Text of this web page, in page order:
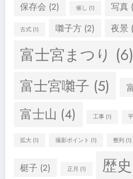
保存会 (2) 催し (1) 写真
古式 (1) 囃子方(2) 夜景
富士宮まつり (6)
富士宮囃子 (5)
富士山 (4) 工事(1)
拡大 (1) 撮影ポイント (1) 整列 (1)
梃子 (2) 正月 (1) 歴史